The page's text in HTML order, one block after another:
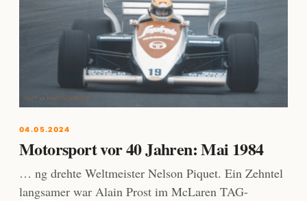
04.05.2024
Motorsport vor 40 Jahren: Mai 1984
… ng drehte Weltmeister Nelson Piquet. Ein Zehntel
langsamer war Alain Prost im McLaren TAG-